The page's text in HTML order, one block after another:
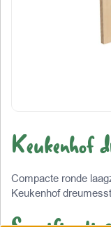
Keukenhof
Compacte ronde
Keukenhof